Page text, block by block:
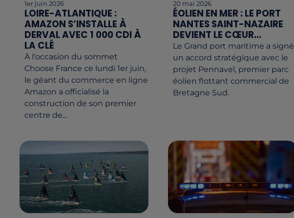
1er juin 2026
LOIRE-ATLANTIQUE :
AMAZON S’INSTALLE À
DERVAL AVEC 1 000 CDI À
LA CLÉ
À l'occasion du sommet
Choose France ce lundi 1er juin,
le géant du commerce en ligne
Amazon a officialisé la
construction de son premier
centre de...
20 mai 2026
ÉOLIEN EN MER : LE PORT
NANTES SAINT-NAZAIRE
DEVIENT LE CŒUR...
Le Grand port maritime a signé
un accord stratégique avec le
projet Pennavel, premier parc
éolien flottant commercial de
Bretagne Sud.